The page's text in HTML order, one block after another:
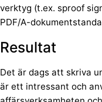
verktyg (t.ex. sproof
PDF/A-
Resultat
Det är dags att skriva
är ett intressant och